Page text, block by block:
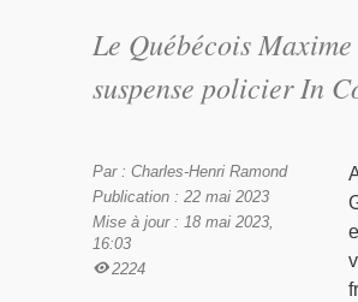
Le Québécois
suspense policier In
Par : Charles-Henri Ramond
Publication : 22 mai 2023
Mise à jour : 18 mai 2023,
16:03
2224